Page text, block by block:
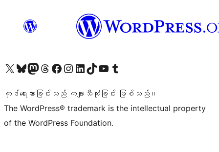
ကျွန်ုပ်တို့၏ X (ယခင် Twitter) အကောင့်သို့ သွားရောက်ကြည့်ရှုပါကျွန်ုပ်တို့၏ Bluesky အကောင့်သို့ ဝင်ရောက်ကြည့်ရှုရန်
ကျွန်ုပ်တို့၏ Mastodon အကောင့်သို့ သွားရောက်ကြည့်ရှုပါကျွန်ုပ်တို့၏ Threads အကောင့်သို့ ဝင်ရောက်ကြည့်ရှုရန်
ကျွန်ုပ်တို့၏ Facebook စာမျက်နှာသို့ သွားရောက်ကြည့်ရှုပါကျွန်ုပ်တို့၏ Instagram အကောင့်သို့ သွားရောက်ကြည့်ရှုပါ ကျွန်ုပ်တို့၏ LinkedIn အကောင့်သို့ သွားရောက်ကြည့်ရှုပါကျွန်ုပ်တို့၏ TikTok အကောင့်သို့ ဝင်ရောက်ကြည့်ရှုရန်
ကျွန်ုပ်တို့၏ YouTube ချန်နယ်သို့ သွားရောက်ကြည့်ရှုပါ ကျွန်ုပ်တို့၏ Tumblr အကောင့်သို့ ဝင်ရောက်ကြည့်ရှုရန်
ကုဒ်ရေးသားခြင်းသည် ကဗျာသီကုံးခြင်း ဖြစ်သည်။
The WordPress® trademark is the intellectual property
of the WordPress Foundation.